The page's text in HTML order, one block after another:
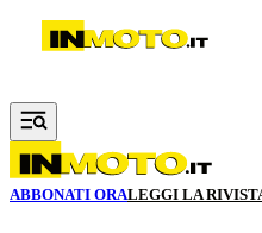
Vai al contenuto principale
ABBONATI ORALEGGI LA